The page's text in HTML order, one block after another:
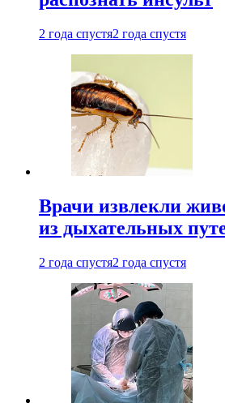
2 года спустя2 года спустя
Врачи извлекли
из дыхательных
2 года спустя2 года спустя